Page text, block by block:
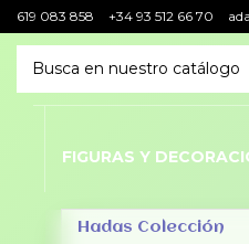
619 083 858 +34 93 512 66 70
FIGURAS Y
Hadas Colección